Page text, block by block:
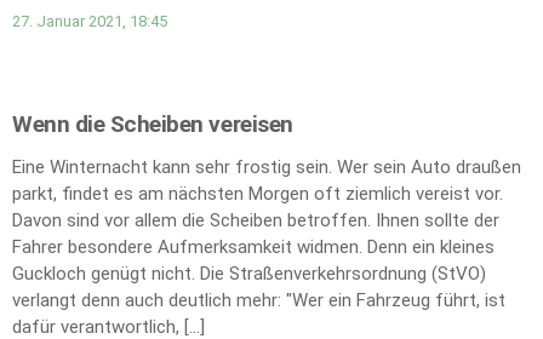
27. Januar 2021, 18:45
Wenn die Scheiben vereisen
Eine Winternacht kann sehr frostig sein. Wer sein Auto draußen
parkt, findet es am nächsten Morgen oft ziemlich vereist vor.
Davon sind vor allem die Scheiben betroffen. Ihnen sollte der
Fahrer besondere Aufmerksamkeit widmen. Denn ein kleines
Guckloch genügt nicht. Die Straßenverkehrsordnung (StVO)
verlangt denn auch deutlich mehr: "Wer ein Fahrzeug führt, ist
dafür verantwortlich, […]